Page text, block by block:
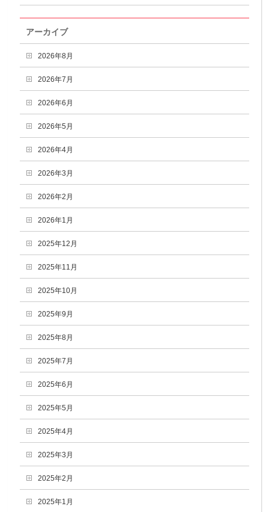
アーカイブ
2026年8月
2026年7月
2026年6月
2026年5月
2026年4月
2026年3月
2026年2月
2026年1月
2025年12月
2025年11月
2025年10月
2025年9月
2025年8月
2025年7月
2025年6月
2025年5月
2025年4月
2025年3月
2025年2月
2025年1月